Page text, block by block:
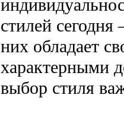
стилей
них обладает
характерными
выбор стиля